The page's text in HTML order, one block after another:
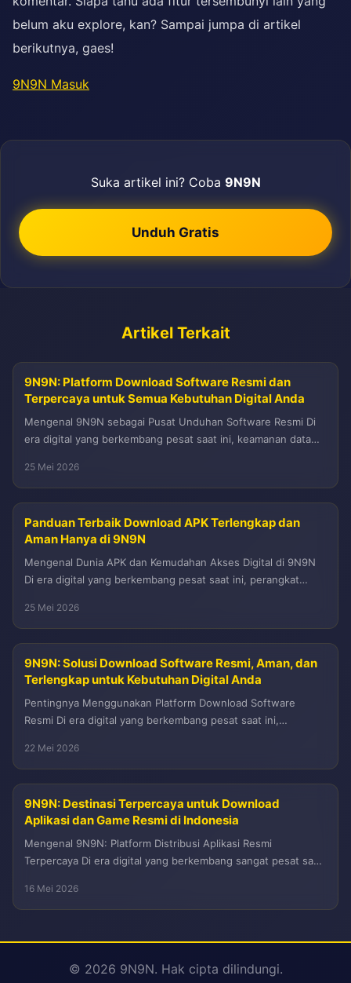
belum aku explore, kan? Sampai jumpa di artikel
berikutnya, gaes!
9N9N Masuk
Suka artikel ini? Coba 9N9N
Unduh Gratis
Artikel Terkait
9N9N: Platform Download Software Resmi dan
Terpercaya untuk Semua Kebutuhan Digital Anda
Mengenal 9N9N sebagai Pusat Unduhan Software Resmi Di
era digital yang berkembang pesat saat ini, keamanan data
25 Mei 2026
Panduan Terbaik Download APK Terlengkap dan
Aman Hanya di 9N9N
Mengenal Dunia APK dan Kemudahan Akses Digital di 9N9N
Di era digital yang berkembang pesat saat ini, perangkat
25 Mei 2026
9N9N: Solusi Download Software Resmi, Aman, dan
Terlengkap untuk Kebutuhan Digital Anda
Pentingnya Menggunakan Platform Download Software
Resmi Di era digital yang berkembang pesat saat ini,
22 Mei 2026
9N9N: Destinasi Terpercaya untuk Download
Aplikasi dan Game Resmi di Indonesia
Mengenal 9N9N: Platform Distribusi Aplikasi Resmi
Terpercaya Di era digital yang berkembang sangat pesat saat
16 Mei 2026
© 2026 9N9N. Hak cipta dilindungi.